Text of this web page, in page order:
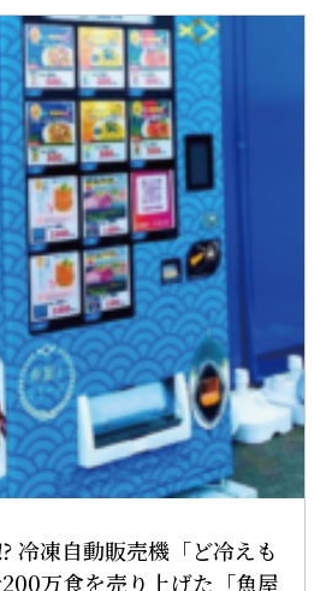
冷凍自動販売機「ど冷えも
万食を売り上げた「魚屋